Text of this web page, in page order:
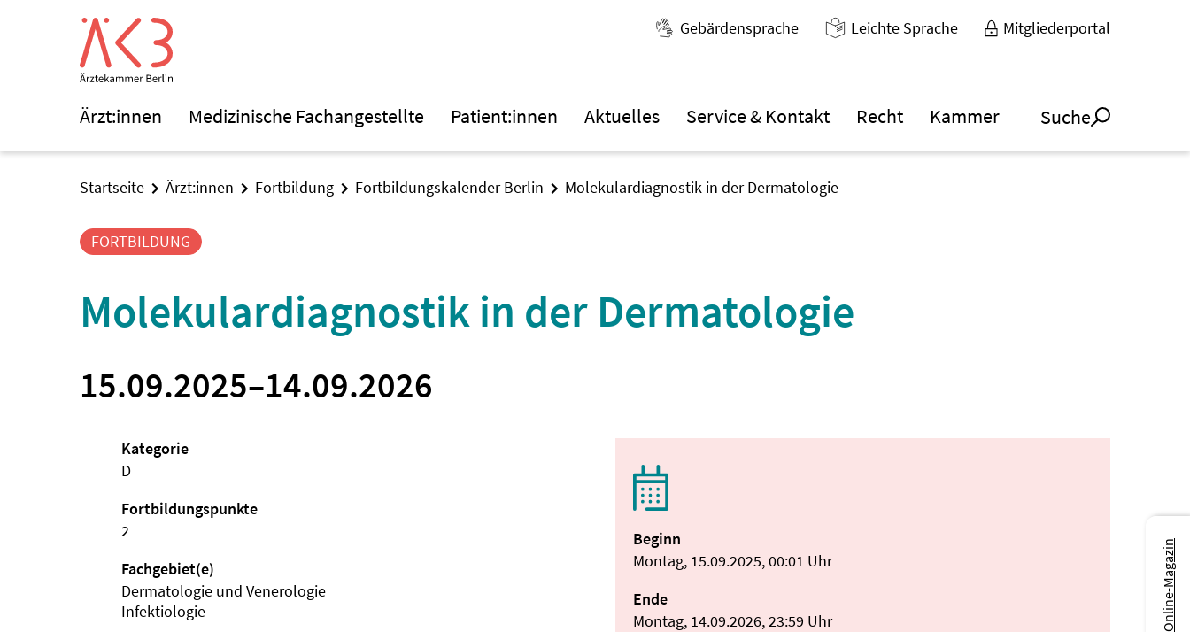
Gebärdensprache Leichte Sprache Mitgliederportal
Ärzt:innen Medizinische Fachangestellte Patient:innen Aktuelles Service & Kontakt Recht Kammer Suche
Startseite Ärzt:innen Fortbildung Fortbildungskalender Berlin Molekulardiagnostik in der Dermatologie
FORTBILDUNG
Molekulardiagnostik in der Dermatologie
15.09.2025–14.09.2026
Beginn
Montag, 15.09.2025, 00:01 Uhr
Ende
Montag, 14.09.2026, 23:59 Uhr
Kategorie
D
Fortbildungspunkte
2
Fachgebiet(e)
Dermatologie und Venerologie
Infektiologie
Zum Online-Magazin